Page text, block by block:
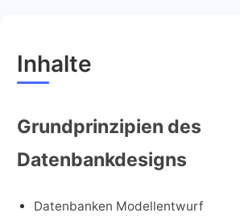
Inhalte
Grundprinzipien des
Datenbankdesigns
Datenbanken Modellentwurf